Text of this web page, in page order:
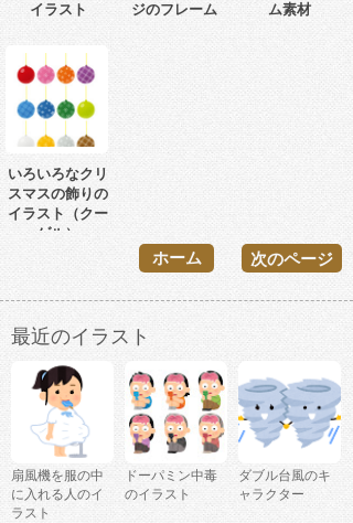
イラスト
ジのフレーム
ム素材
いろいろなクリ
スマスの飾りの
イラスト（クー
ゲル）
次のページ
ホーム
最近のイラスト
扇風機を服の中
に入れる人のイ
ラスト
ドーパミン中毒
のイラスト
ダブル台風のキ
ャラクター